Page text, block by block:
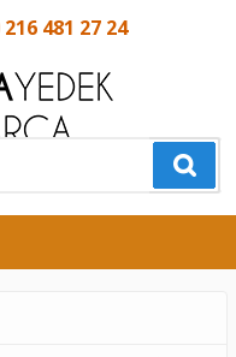
216 481 27 24
İstiyorum